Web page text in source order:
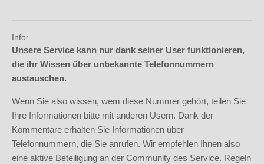
Info:
Unsere Service kann nur dank seiner User funktionieren,
die ihr Wissen über unbekannte Telefonnummern
austauschen.
Wenn Sie also wissen, wem diese Nummer gehört, teilen Sie
Ihre Informationen bitte mit anderen Usern. Dank der
Kommentare erhalten Sie Informationen über
Telefonnummern, die Sie anrufen. Wir empfehlen Ihnen also
eine aktive Beteiligung an der Community des Service. Regeln